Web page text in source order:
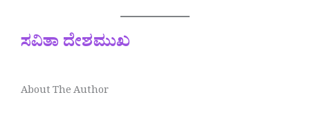
ಸವಿತಾ ದೇಶಮುಖ
About The Author